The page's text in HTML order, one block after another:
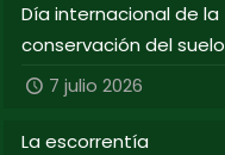
Día internacional de la
conservación del suelo
7 julio 2026
La escorrentía